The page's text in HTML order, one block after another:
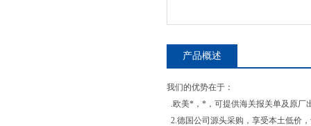
产品概述
我们的优势在于：
.欧美*，*，可提供海关报关单及原厂
2.德国公司源头采购，享受本土低价